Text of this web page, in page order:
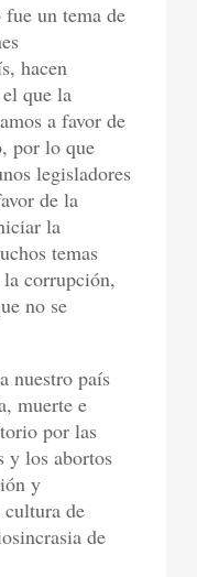
un tema de
hacen
que la
a favor de
por lo que
legisladores
de la
la
temas
corrupción,
no se
nuestro país
muerte e
por las
y los abortos
y
cultura de
de